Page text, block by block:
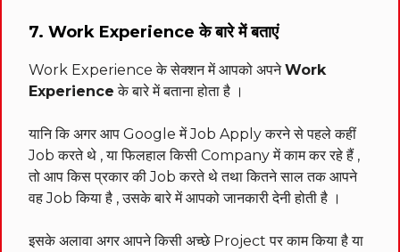
7. Work Experience के बारे में बताएं
Work Experience के सेक्शन में आपको अपनेWork
Experience के बारे में बताना होता है ।
यानि कि अगर आप Google में Job Apply करने से पहले कहीं
Job करते थे , या फिलहाल किसी Company में काम कर रहे हैं ,
तो आप किस प्रकार की Job करते थे तथा कितने साल तक आपने
वह Job किया है , उसके बारे में आपको जानकारी देनी होती है ।
इसके अलावा अगर आपने किसी अच्छे Project पर काम किया है या